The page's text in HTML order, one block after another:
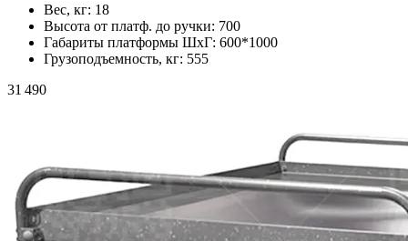
Вес, кг: 18
Высота от платф. до ручки: 700
Габариты платформы ШxГ: 600*1000
Грузоподъемность, кг: 555
31 490